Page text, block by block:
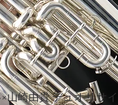
山崎由貴 デュオリサ